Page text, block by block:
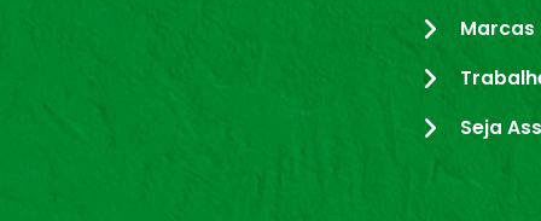
Marcas
Seja